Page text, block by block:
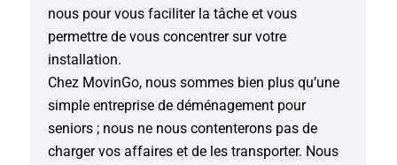
nous pour vous faciliter la tâche et vous
permettre de vous concentrer sur votre
installation.
Chez MovinGo, nous sommes bien plus qu’une
simple entreprise de déménagement pour
seniors ; nous ne nous contenterons pas de
charger vos affaires et de les transporter. Nous